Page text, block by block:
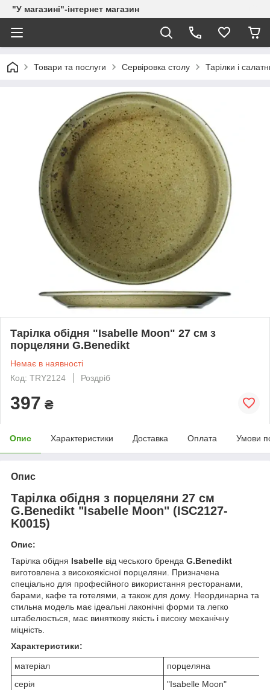
"У магазині"-інтернет магазин
Товари та послуги Сервіровка столу Тарілки і
Тарілка обідня "Isabelle Moon" 27 см з
порцеляни G.Benedikt
Немає в наявності
Код: TRY2124
Роздріб
397 ₴
Опис Характеристики Доставка Оплата Умови
Опис
Тарілка обідня з порцеляни 27 см
G.Benedikt "Isabelle Moon" (ISC2127-
K0015)
Опис:
Тарілка обідня Isabelle від чеського бренда G.Benedikt
виготовлена з високоякісної порцеляни. Призначена
спеціально для професійного використання ресторанами,
барами, кафе та готелями, а також для дому. Неординарна та
стильна модель має ідеальні лаконічні форми та легко
штабелюється, має виняткову якість і високу механічну
міцність.
Характеристики:
матеріал
порцеляна
серія
"Isabelle Moon"